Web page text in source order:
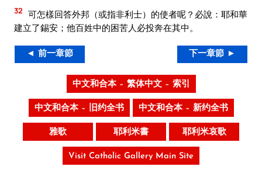
32 可怎樣回答外邦（或指非利士）的使者呢？必說：耶和華
建立了錫安；他百姓中的困苦人必投奔在其中。
◄ 前一章節 下一章節 ►
中文和合本 – 繁体中文 – 索引
中文和合本 – 旧约全书 中文和合本 – 新约全书
雅歌 耶利米書 耶利米哀歌
Visit Catholic Gallery Main Site